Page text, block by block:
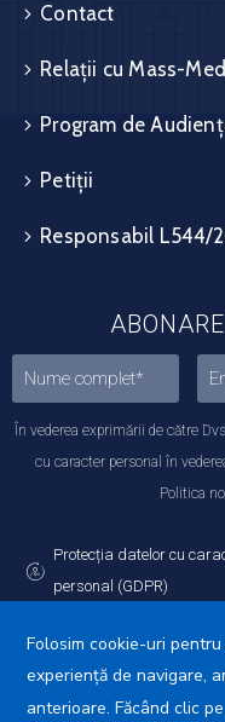
Contact
Relații cu Mass-
Program de
Petiții
Responsabil L544/
În vederea exprimării de către
cu caracter personal în
Politica
Protecția datelor cu
personal (GDPR)
Folosim cookie-uri
experiență de navigare,
anterioare. Făcând clic